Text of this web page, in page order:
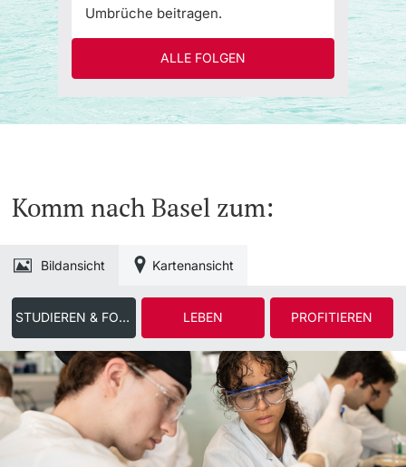
Umbrüche beitragen.
ALLE FOLGEN
Komm nach Basel zum:
STUDIEREN & FORSCHEN LEBEN PROFITIEREN
Bildansicht Kartenansicht